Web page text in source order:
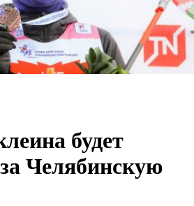
будет
Челябинскую